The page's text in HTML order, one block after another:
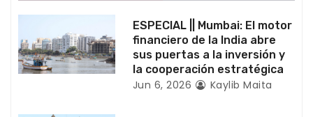
e
e
n
ESPECIAL || Mumbai: El motor
financiero de la India abre
sus puertas a la inversión y
la cooperación estratégica
Jun 6, 2026 Kaylib Maita